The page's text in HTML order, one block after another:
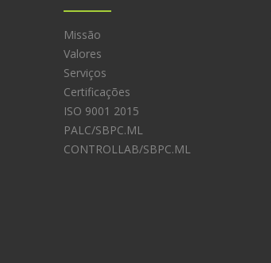
Missão
Valores
Serviços
Certificações
ISO 9001 2015
PALC/SBPC.ML
CONTROLLAB/SBPC.ML